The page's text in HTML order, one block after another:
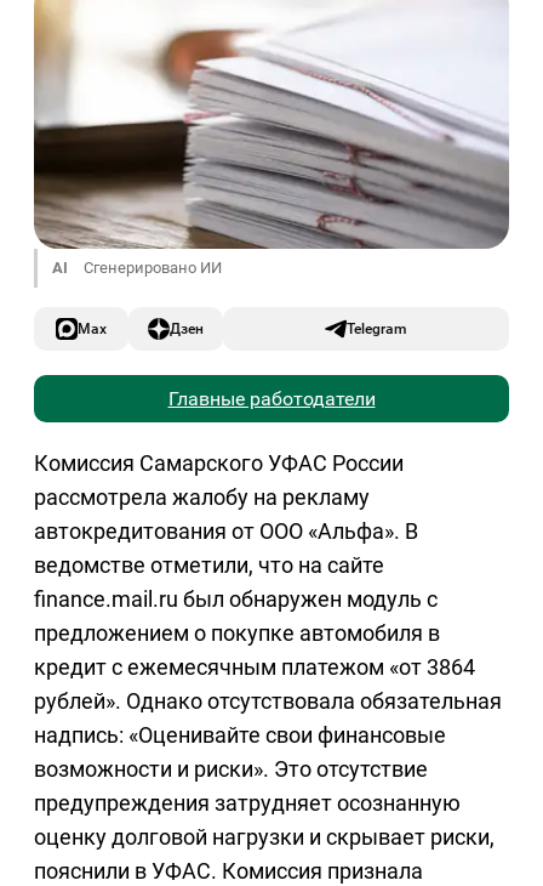
AI Сгенерировано ИИ
Max Дзен Telegram
Главные работодатели
Комиссия Самарского УФАС России
рассмотрела жалобу на рекламу
автокредитования от ООО «Альфа». В
ведомстве отметили, что на сайте
finance.mail.ru был обнаружен модуль с
предложением о покупке автомобиля в
кредит с ежемесячным платежом «от 3864
рублей». Однако отсутствовала обязательная
надпись: «Оценивайте свои финансовые
возможности и риски». Это отсутствие
предупреждения затрудняет осознанную
оценку долговой нагрузки и скрывает риски,
пояснили в УФАС. Комиссия признала